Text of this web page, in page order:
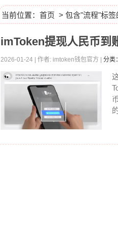
当前位置： 首页 > 包含"流程"标签
imToken提现人民币到
2026-01-24 | 作者: imtoken钱包官方 | 分类